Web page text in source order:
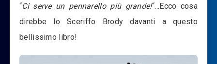
“Ci serve un pennarello più grande!“…Ecco cosa
direbbe lo Sceriffo Brody davanti a questo
bellissimo libro!